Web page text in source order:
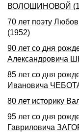
ВОЛОШИНОВОЙ
70 лет поэту
(1952)
90 лет со дня
Александровича
85 лет со дня
Ивановича
80 лет историку
95 лет со дня
Гавриловича